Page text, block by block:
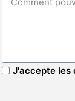
J'accepte les